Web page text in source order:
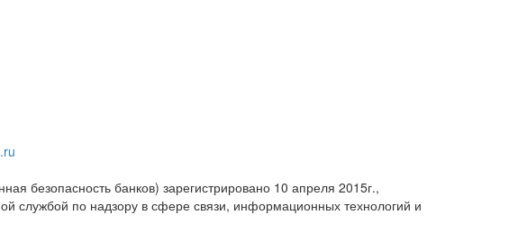
безопасность банков) зарегистрировано 10 апреля 2015г.,
службой по надзору в сфере связи, информационных технологий и